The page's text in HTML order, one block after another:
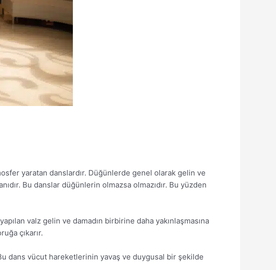
yaratan danslardır. Düğünlerde genel olarak gelin ve
Bu danslar düğünlerin olmazsa olmazıdır. Bu yüzden
valz gelin ve damadın birbirine daha yakınlaşmasına
çıkarır.
dans vücut hareketlerinin yavaş ve duygusal bir şekilde